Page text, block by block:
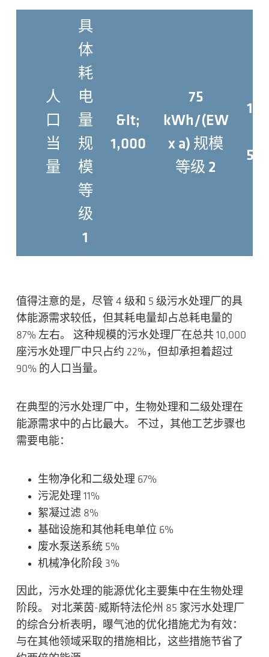
人
口
当
量
具
体
耗
电
量
规
模
等
级
1
&lt;
1,000
75
kWh/(EW
x a) 规模
等级 2
值得注意的是，尽管 4 级和 5 级污水处理厂的具
体能源需求较低，但其耗电量却占总耗电量的
87% 左右。 这种规模的污水处理厂在总共 10,000
座污水处理厂中只占约 22%，但却承担着超过
90% 的人口当量。
在典型的污水处理厂中，生物处理和二级处理在
能源需求中的占比最大。 不过，其他工艺步骤也
需要电能：
生物净化和二级处理 67%
污泥处理 11%
絮凝过滤 8%
基础设施和其他耗电单位 6%
废水泵送系统 5%
机械净化阶段 3%
因此，污水处理的能源优化主要集中在生物处理
阶段。 对北莱茵-威斯特法伦州 85 家污水处理厂
的综合分析表明，曝气池的优化措施尤为有效：
与在其他领域采取的措施相比，这些措施节省了